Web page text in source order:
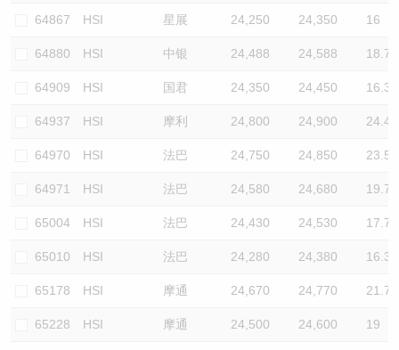
64867 HSI 星展 24,250 24,350 16
64880 HSI 中银 24,488 24,588 18.7
64909 HSI 国君 24,350 24,450 16.3
64937 HSI 摩利 24,800 24,900 24.4
64970 HSI 法巴 24,750 24,850 23.5
64971 HSI 法巴 24,580 24,680 19.7
65004 HSI 法巴 24,430 24,530 17.7
65010 HSI 法巴 24,280 24,380 16.3
65178 HSI 摩通 24,670 24,770 21.7
65228 HSI 摩通 24,500 24,600 19